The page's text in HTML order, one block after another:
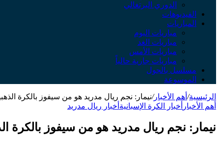
الدوري البرتغالي
الفيديوهات
المباريات
مباريات اليوم
مباريات الغد
مباريات الأمس
مباريات جارية حالياً
مسلسل بالجول
الموسوعة
الرئيسية/ أهم الأخبار/نيمار: نجم ريال مدريد هو من سيفوز بالكرة
أهم الأخبار أخبار الكرة الإسبانية أخبار ريال مدريد
نيمار: نجم ريال مدريد هو من سيفوز بالكرة